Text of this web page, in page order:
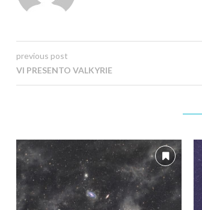
previous post
VI PRESENTO VALKYRIE